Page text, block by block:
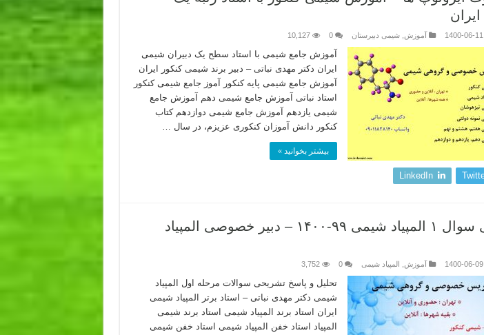
1400-06-11 آموزش ,شیمی دبیرستان 0
10,127
آموزش جامع شیمی با استاد سطح یک دبیران شیمی
ایران دکتر مهدی نباتی – دبیر برند شیمی کنکور ایران
آموزش جامع شیمی پایه کنکور آموز جامع شیمی کنکور
استاد نباتی آموزش جامع شیمی دهم آموزش جامع
شیمی یازدهم آموزش جامع شیمی دوازدهم کتاب
کنکور دانش آموزان کنکوری عزیزم، در سال …
بیشتر بخوانید »
LinkedIn
پاسخ تشریحی سوال ۱ المپیاد شیمی ۹۹-۱۴۰۰ – دبیر خصوصی المپیاد
1400-06-09 آموزش المپیاد شیمی 0
3,752
تحلیل و پاسخ تشریحی سوالات مرحله اول المپیاد
شیمی دکتر مهدی نباتی – استاد برتر المپیاد شیمی
ایران استاد برند المپیاد شیمی استاد برند شیمی
المپیاد استاد خفن المپیاد شیمی استاد خفن شیمی